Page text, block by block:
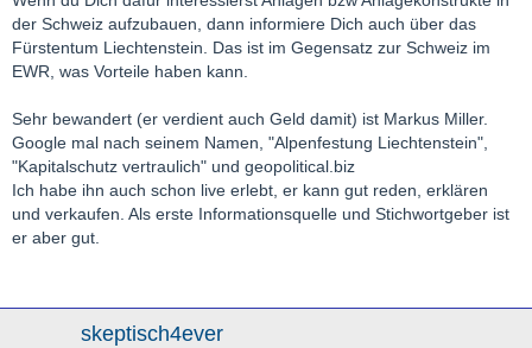
der Schweiz aufzubauen, dann informiere Dich auch über das
Fürstentum Liechtenstein. Das ist im Gegensatz zur Schweiz im
EWR, was Vorteile haben kann.
Sehr bewandert (er verdient auch Geld damit) ist Markus Miller.
Google mal nach seinem Namen, "Alpenfestung Liechtenstein",
"Kapitalschutz vertraulich" und geopolitical.biz
Ich habe ihn auch schon live erlebt, er kann gut reden, erklären
und verkaufen. Als erste Informationsquelle und Stichwortgeber ist
er aber gut.
skeptisch4ever